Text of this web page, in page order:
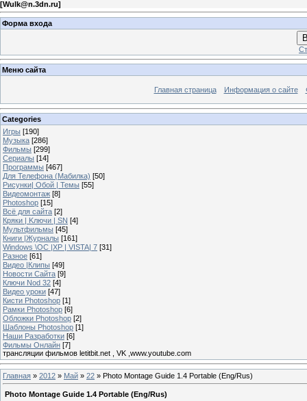
[Wulk@n.3dn.ru]
Форма входа
Меню сайта
Главная страница Информация о сайте
Categories
Игры [190]
Музыка [286]
Фильмы [299]
Сериалы [14]
Программы [467]
Для Телефона (Мабилка) [50]
Рисунки| Обой | Темы [55]
Видеомонтаж [8]
Photoshop [15]
Всё для сайта [2]
Кряки | Kлючи | SN [4]
Мультфильмы [45]
Книги |Журналы [161]
Windows \OC |XP | VISTA| 7 [31]
Разное [61]
Видео |Клипы [49]
Новости Сайта [9]
Ключи Nod 32 [4]
Видео уроки [47]
Кисти Photoshop [1]
Рамки Photoshop [6]
Обложки Photoshop [2]
Шаблоны Photoshop [1]
Наши Разработки [6]
Фильмы Онлайн [7]
трансляции фильмов letitbit.net , VK ,www.youtube.com
Главная » 2012 » Май » 22 » Photo Montage Guide 1.4 Portable (Eng/Rus)
Photo Montage Guide 1.4 Portable (Eng/Rus)